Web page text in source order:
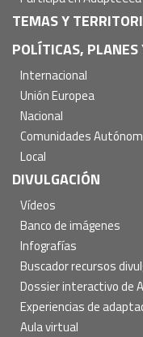
TEMAS Y
POLÍTICAS,
Internacional
Unión Europea
Nacional
Comunidades
Local
DIVULGACIÓN
Vídeos
Banco de imágenes
Infografías
Buscador recursos
Dossier interactivo de
Experiencias de
Aula virtual